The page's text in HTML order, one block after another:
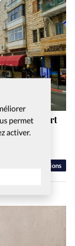
permet
activer.
Religions
ouvert
à